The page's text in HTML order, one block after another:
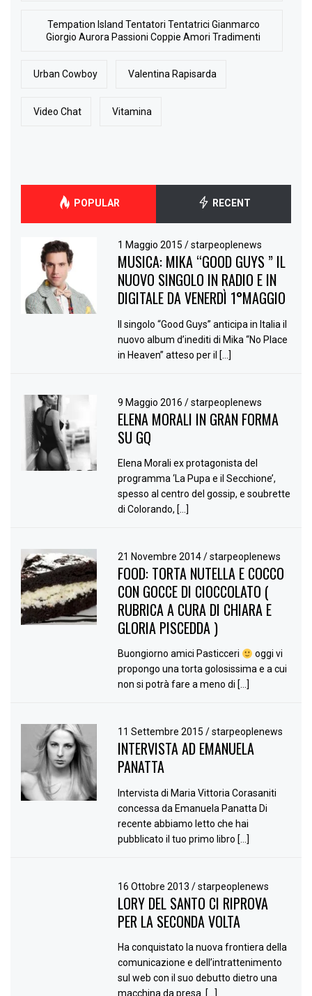
Tempation Island Tentatori Tentatrici Gianmarco
Giorgio Aurora Passioni Coppie Amori Tradimenti
Urban Cowboy Valentina Rapisarda
Video Chat Vitamina
POPULAR RECENT
1 Maggio 2015/ starpeoplenews
MUSICA: MIKA “GOOD GUYS ” IL
NUOVO SINGOLO IN RADIO E IN
DIGITALE DA VENERDÌ 1°MAGGIO
Il singolo “Good Guys” anticipa in Italia il
nuovo album d’inediti di Mika “No Place
in Heaven” atteso per il […]
9 Maggio 2016/ starpeoplenews
ELENA MORALI IN GRAN FORMA
SU GQ
Elena Morali ex protagonista del
programma ‘La Pupa e il Secchione’,
spesso al centro del gossip, e soubrette
di Colorando, […]
21 Novembre 2014/ starpeoplenews
FOOD: TORTA NUTELLA E COCCO
CON GOCCE DI CIOCCOLATO (
RUBRICA A CURA DI CHIARA E
GLORIA PISCEDDA )
Buongiorno amici Pasticceri
oggi vi
propongo una torta golosissima e a cui
non si potrà fare a meno di […]
11 Settembre 2015/ starpeoplenews
INTERVISTA AD EMANUELA
PANATTA
Intervista di Maria Vittoria Corasaniti
concessa da Emanuela Panatta Di
recente abbiamo letto che hai
pubblicato il tuo primo libro […]
16 Ottobre 2013/ starpeoplenews
LORY DEL SANTO CI RIPROVA
PER LA SECONDA VOLTA
Ha conquistato la nuova frontiera della
comunicazione e dell’intrattenimento
sul web con il suo debutto dietro una
macchina da presa. […]